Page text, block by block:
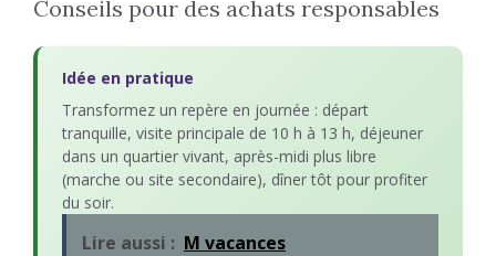
Conseils pour des achats responsables
Idée en pratique
Transformez un repère en journée : départ
tranquille, visite principale de 10 h à 13 h, déjeuner
dans un quartier vivant, après-midi plus libre
(marche ou site secondaire), dîner tôt pour profiter
du soir.
Lire aussi : M vacances